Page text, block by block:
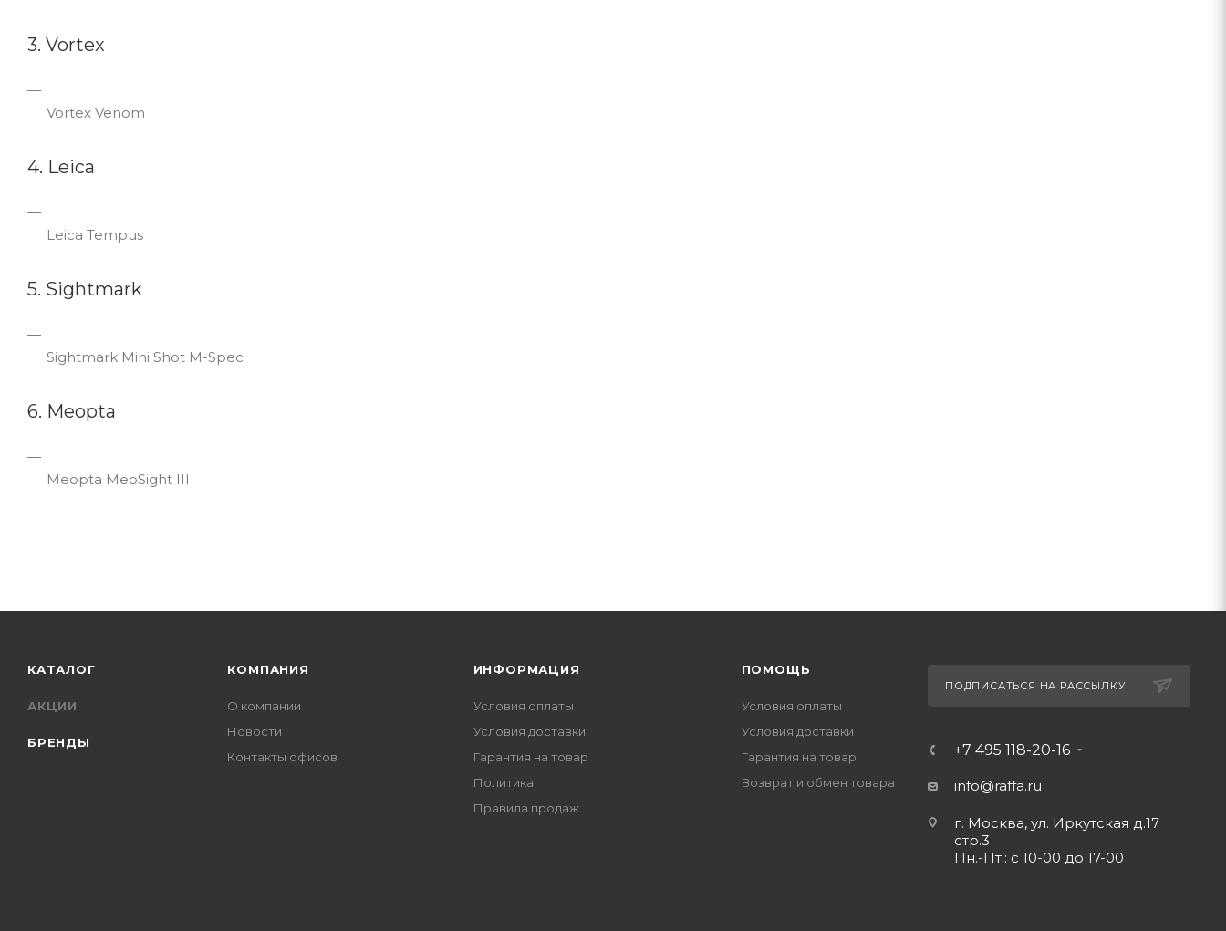
3. Vortex
Vortex Venom
4. Leica
Leica Tempus
5. Sightmark
Sightmark Mini Shot M-Spec
6. Meopta
Meopta MeoSight III
КАТАЛОГ
АКЦИИ
БРЕНДЫ
КОМПАНИЯ
О компании
Новости
Контакты офисов
ИНФОРМАЦИЯ
Условия оплаты
Условия доставки
Гарантия на товар
Политика
Правила продаж
ПОМОЩЬ
Условия оплаты
Условия доставки
Гарантия на товар
Возврат и обмен товара
ПОДПИСАТЬСЯ НА РАССЫЛКУ
+7 495 118-20-16
info@raffa.ru
г. Москва, ул. Иркутская д.17
стр.3
Пн.-Пт.: с 10-00 до 17-00